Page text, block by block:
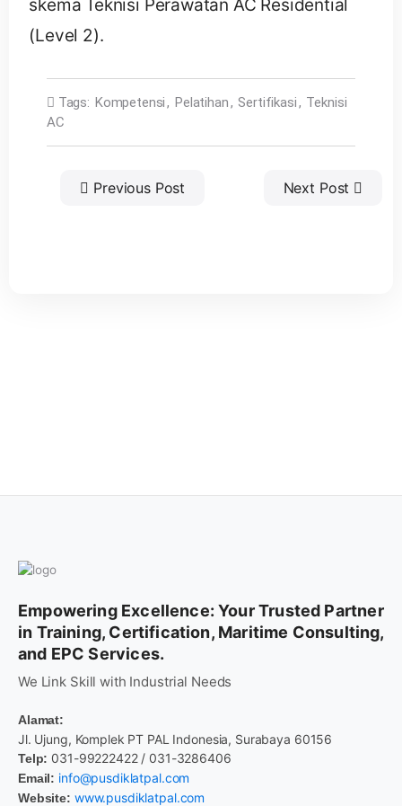
skema Teknisi Perawatan AC Residential
(Level 2).
Tags: Kompetensi, Pelatihan, Sertifikasi, Teknisi
AC
Previous Post Next Post
Empowering Excellence: Your Trusted Partner
in Training, Certification, Maritime Consulting,
and EPC Services.
We Link Skill with Industrial Needs
Alamat:
Jl. Ujung, Komplek PT PAL Indonesia, Surabaya 60156
Telp: 031-99222422 / 031-3286406
Email: info@pusdiklatpal.com
Website: www.pusdiklatpal.com